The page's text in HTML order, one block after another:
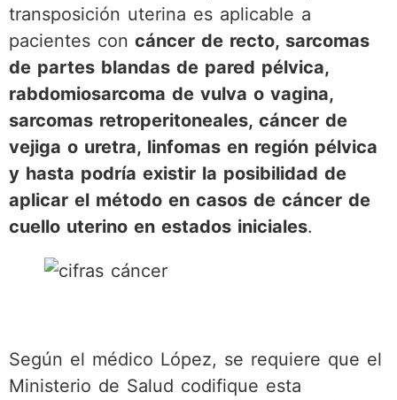
transposición uterina es aplicable a
pacientes con cáncer de recto, sarcomas
de partes blandas de pared pélvica,
rabdomiosarcoma de vulva o vagina,
sarcomas retroperitoneales, cáncer de
vejiga o uretra, linfomas en región pélvica
y hasta podría existir la posibilidad de
aplicar el método en casos de cáncer de
cuello uterino en estados iniciales.
Según el médico López, se requiere que el
Ministerio de Salud codifique esta